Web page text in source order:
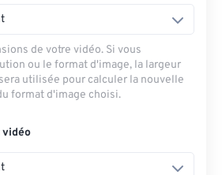
de votre vidéo. Si vous
ou le format d'image, la largeur
utilisée pour calculer la nouvelle
format d'image choisi.
vidéo